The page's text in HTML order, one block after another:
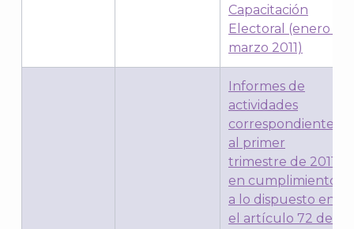
Capacitación
Electoral (enero –
marzo 2011)
Informes de
actividades
correspondientes
al primer
trimestre de 2011,
en cumplimiento
a lo dispuesto en
el artículo 72 del